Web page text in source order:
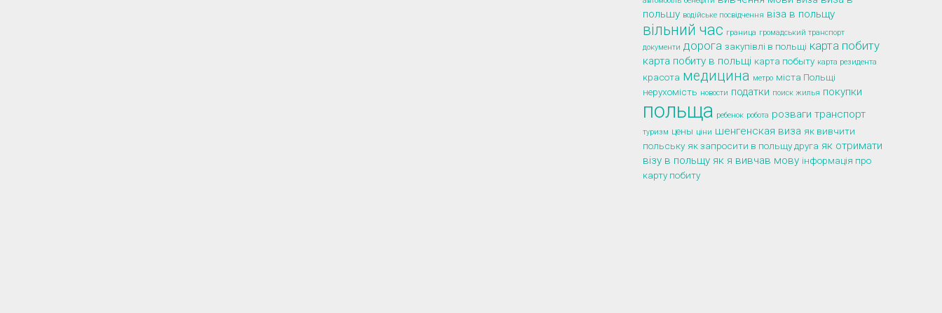
польшу водійське посвідчення віза в польщу
вільний час граница громадський транспорт
документи дорога закупівлі в польщі карта побиту
карта побиту в польщі карта побыту карта резидента
красота медицина метро міста Польщі
нерухомість новости податки поиск жилья покупки
польща ребенок робота розваги транспорт
туризм цены ціни шенгенская виза як вивчити
польську як запросити в польщу друга як отримати
візу в польщу як я вивчав мову інформація про
карту побиту